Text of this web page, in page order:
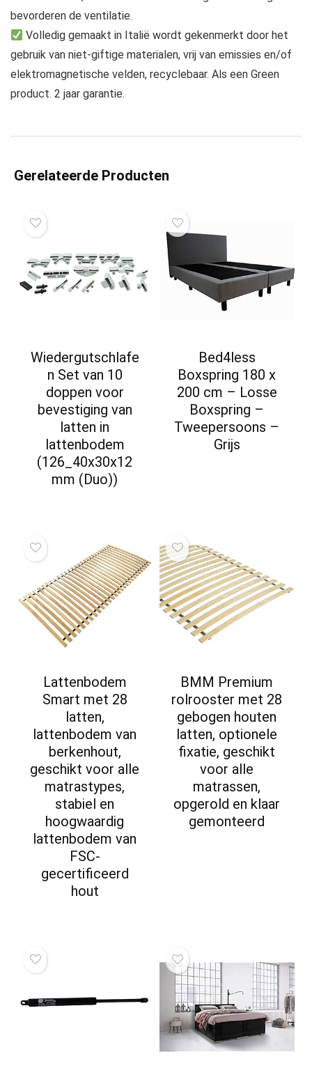
bevorderen de ventilatie.
Volledig gemaakt in Italië wordt gekenmerkt door het
gebruik van niet-giftige materialen, vrij van emissies en/of
elektromagnetische velden, recyclebaar. Als een Green
product. 2 jaar garantie.
Gerelateerde Producten
Wiedergutschlafe
n Set van 10
doppen voor
bevestiging van
latten in
lattenbodem
(126_40x30x12
mm (Duo))
Bed4less
Boxspring 180 x
200 cm – Losse
Boxspring –
Tweepersoons –
Grijs
Lattenbodem
Smart met 28
latten,
lattenbodem van
berkenhout,
geschikt voor alle
matrastypes,
stabiel en
hoogwaardig
lattenbodem van
FSC-
gecertificeerd
hout
BMM Premium
rolrooster met 28
gebogen houten
latten, optionele
fixatie, geschikt
voor alle
matrassen,
opgerold en klaar
gemonteerd